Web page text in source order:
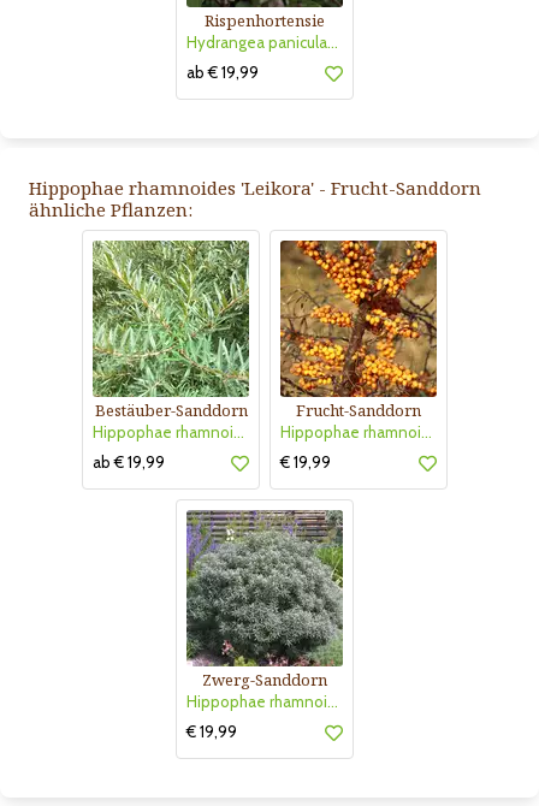
Rispenhortensie
Hydrangea paniculata 'Vanille Fraise'
ab € 19,99
Hippophae rhamnoides 'Leikora' - Frucht-Sanddorn
ähnliche Pflanzen:
Bestäuber-Sanddorn
Hippophae rhamnoides 'Pollmix'
ab € 19,99
Frucht-Sanddorn
Hippophae rhamnoides 'Orange Energy'
€ 19,99
Zwerg-Sanddorn
Hippophae rhamnoides 'Hikul'
€ 19,99